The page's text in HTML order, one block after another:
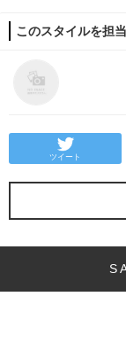
このスタイルを担
ツイート